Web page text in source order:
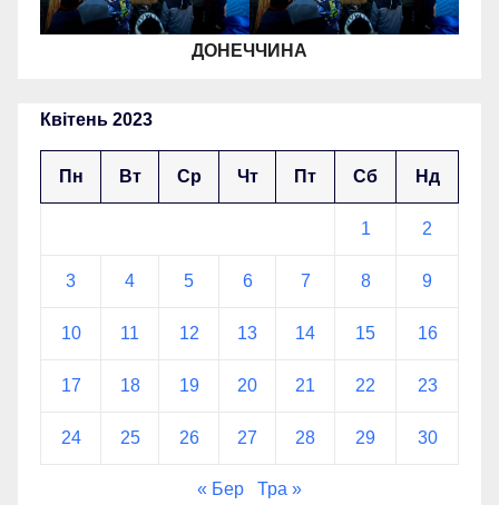
ДОНЕЧЧИНА
Квітень 2023
Пн Вт Ср Чт Пт Сб Нд
1 2
3 4 5 6 7 8 9
10 11 12 13 14 15 16
17 18 19 20 21 22 23
24 25 26 27 28 29 30
« Бер Тра »